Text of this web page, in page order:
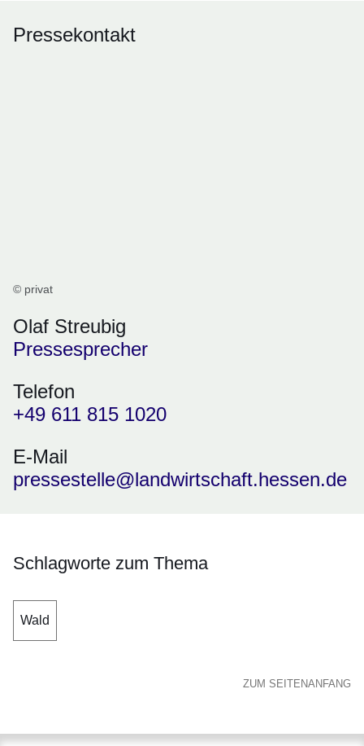
Pressekontakt
© privat
Olaf Streubig
Pressesprecher
Telefon
+49 611 815 1020
E-Mail
pressestelle@landwirtschaft.hessen.de
Schlagworte zum Thema
Wald
ZUM SEITENANFANG